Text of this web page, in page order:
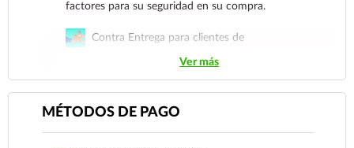
factores para su seguridad en su compra.
Contra Entrega para clientes de
Gloria de Coatzacoalcos S.A. de C.V. Número de
Ver más
MÉTODOS DE PAGO